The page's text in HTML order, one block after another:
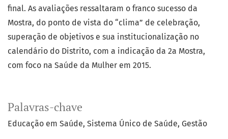
Palavras-chave
Educação em Saúde Sistema Único de Saúde Gestão
final. As avaliações ressaltaram o franco sucesso da
Mostra, do ponto de vista do “clima” de celebração,
superação de objetivos e sua institucionalização no
calendário do Distrito, com a indicação da 2a Mostra,
com foco na Saúde da Mulher em 2015.